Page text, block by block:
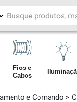
por área
Pesquisar produtos
Fios e
Cabos
e Comando